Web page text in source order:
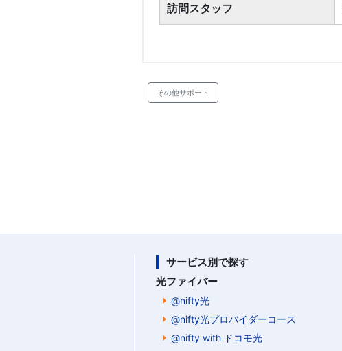
訪問スタッフ
その他サポート
サービス別で探す
光ファイバー
@nifty光
@nifty光プロバイダーコース
@nifty with ドコモ光